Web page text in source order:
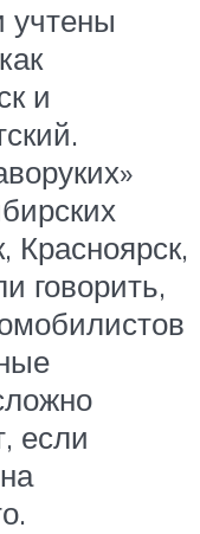
учтены
и
Красноярск,
говорить,
если